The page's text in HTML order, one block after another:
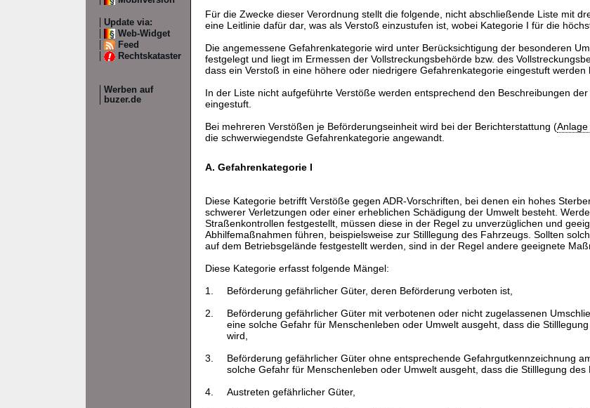
Update via:
Web-Widget
Feed
Rechtskataster
Werben auf
buzer.de
Für die Zwecke dieser Verordnung stellt die folgende, nicht abschließende Liste mit
eine Leitlinie dafür dar, was als Verstoß einzustufen ist, wobei Kategorie I für die
Die angemessene Gefahrenkategorie wird unter Berücksichtigung der besonderen
festgelegt und liegt im Ermessen der Vollstreckungsbehörde bzw. des
dass ein Verstoß in eine höhere oder niedrigere Gefahrenkategorie eingestuft werden
In der Liste nicht aufgeführte Verstöße werden entsprechend den Beschreibungen
eingestuft.
Bei mehreren Verstößen je Beförderungseinheit wird bei der Berichterstattung (Anlage
die schwerwiegendste Gefahrenkategorie angewandt.
A. Gefahrenkategorie I
Diese Kategorie betrifft Verstöße gegen ADR-Vorschriften, bei denen ein hohes
schwerer Verletzungen oder einer erheblichen Schädigung der Umwelt besteht.
Straßenkontrollen festgestellt, müssen diese in der Regel zu unverzüglichen und
Abhilfemaßnahmen führen, beispielsweise zur Stilllegung des Fahrzeugs. Sollten
auf dem Betriebsgelände festgestellt werden, sind in der Regel andere geeignete
Diese Kategorie erfasst folgende Mängel:
1.
Beförderung gefährlicher Güter, deren Beförderung verboten ist,
2.
Beförderung gefährlicher Güter mit verbotenen oder nicht zugelassenen
eine solche Gefahr für Menschenleben oder Umwelt ausgeht, dass die
wird,
3.
Beförderung gefährlicher Güter ohne entsprechende Gefahrgutkennzeichnung
solche Gefahr für Menschenleben oder Umwelt ausgeht, dass die Stilllegung des
4.
Austreten gefährlicher Güter,